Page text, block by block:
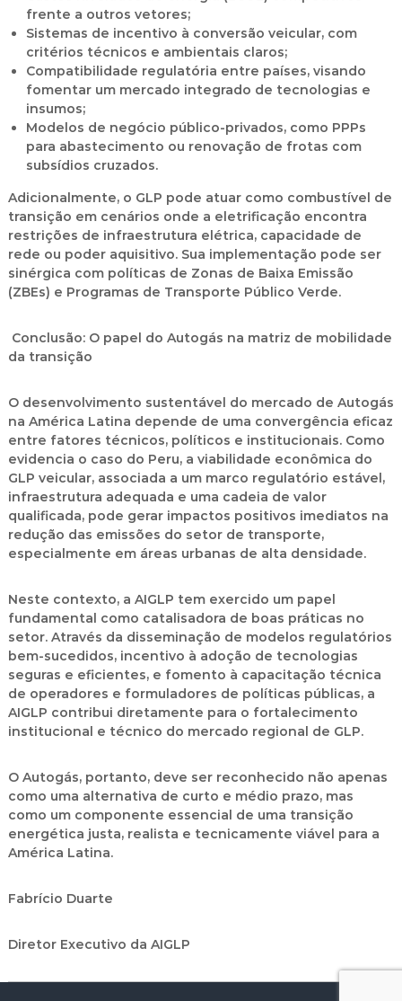
frente a outros vetores;
Sistemas de incentivo à conversão veicular, com
critérios técnicos e ambientais claros;
Compatibilidade regulatória entre países, visando
fomentar um mercado integrado de tecnologias e
insumos;
Modelos de negócio público-privados, como PPPs
para abastecimento ou renovação de frotas com
subsídios cruzados.
Adicionalmente, o GLP pode atuar como combustível de
transição em cenários onde a eletrificação encontra
restrições de infraestrutura elétrica, capacidade de
rede ou poder aquisitivo. Sua implementação pode ser
sinérgica com políticas de Zonas de Baixa Emissão
(ZBEs) e Programas de Transporte Público Verde.
Conclusão: O papel do Autogás na matriz de mobilidade
da transição
O desenvolvimento sustentável do mercado de Autogás
na América Latina depende de uma convergência eficaz
entre fatores técnicos, políticos e institucionais. Como
evidencia o caso do Peru, a viabilidade econômica do
GLP veicular, associada a um marco regulatório estável,
infraestrutura adequada e uma cadeia de valor
qualificada, pode gerar impactos positivos imediatos na
redução das emissões do setor de transporte,
especialmente em áreas urbanas de alta densidade.
Neste contexto, a AIGLP tem exercido um papel
fundamental como catalisadora de boas práticas no
setor. Através da disseminação de modelos regulatórios
bem-sucedidos, incentivo à adoção de tecnologias
seguras e eficientes, e fomento à capacitação técnica
de operadores e formuladores de políticas públicas, a
AIGLP contribui diretamente para o fortalecimento
institucional e técnico do mercado regional de GLP.
O Autogás, portanto, deve ser reconhecido não apenas
como uma alternativa de curto e médio prazo, mas
como um componente essencial de uma transição
energética justa, realista e tecnicamente viável para a
América Latina.
Fabrício Duarte
Diretor Executivo da AIGLP